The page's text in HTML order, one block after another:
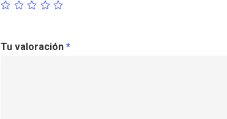
Tu valoración *